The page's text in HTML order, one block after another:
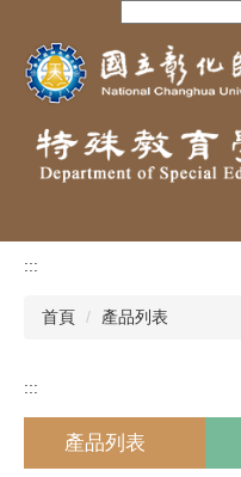
主
:::
首頁 產品列表
:::
產品列表